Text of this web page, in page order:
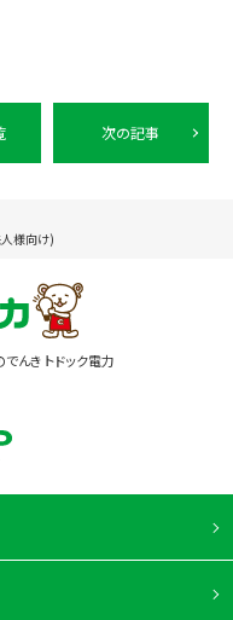
次の記事
人様向け)
んき トドック電力